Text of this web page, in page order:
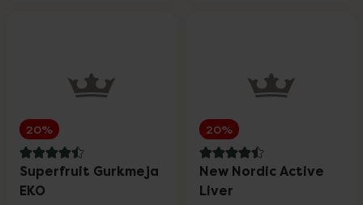
20%
4.5 av 5 i omdöme
Superfruit Gurkmeja
EKO
20%
4.5 av 5 i omdöme
New Nordic Active
Liver